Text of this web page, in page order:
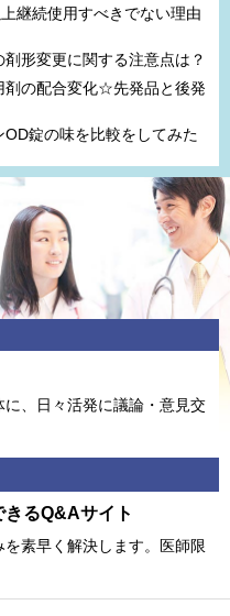
継続使用すべきでない理由
形変更に関する注意点は？
剤の配合変化☆先発品と後発
錠の味を比較をしてみた
、⽇々活発に議論・意⾒交
るQ&Aサイト
素早く解決します。医師限